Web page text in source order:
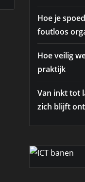
Hoe je
foutloos
Hoe veilig
praktijk
Van inkt tot
zich blijft